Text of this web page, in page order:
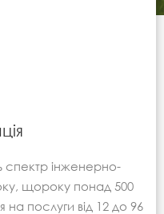
інженерно-
щороку понад 500
на послуги від 12 до 96